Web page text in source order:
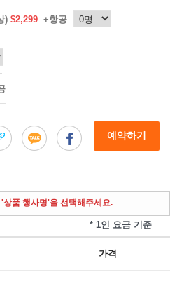
) $2,299 +항공
예약하기
품 행사명'을 선택해주세요.
* 1인 요금 기준
가격